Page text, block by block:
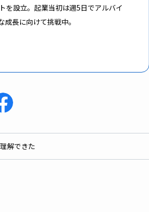
を設立。起業当初は週5日でアルバイ
長に向けて挑戦中。
解できた